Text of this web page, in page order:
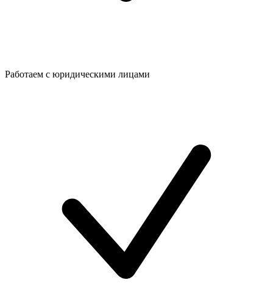
Работаем с юридическими лицами